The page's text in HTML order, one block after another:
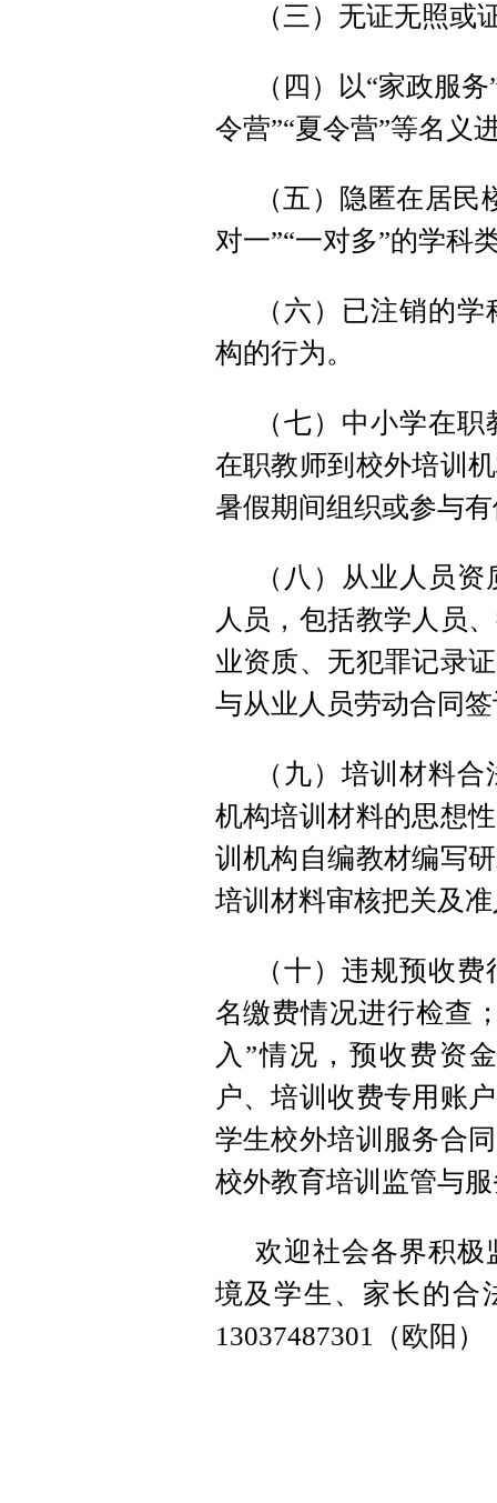
（三）无证无照或
（四）以“家政服
令营”“夏令营”等名义
（五）隐匿在居
对一”“一对多”的学科
（六）已注销的
构的行为。
（七）中小学在
在职教师到校外培训
暑假期间组织或参与
（八）从业人员
人员，包括教学人员
业资质、无犯罪记录
与从业人员劳动合同
（九）培训材料
机构培训材料的思想
训机构自编教材编写
培训材料审核把关及
（十）违规预收
名缴费情况进行检查
入”情况，预收费资
户、培训收费专用账
学生校外培训服务合
校外教育培训监管与
欢迎社会各界积极
境及学生、家长的合
13037487301（欧阳）